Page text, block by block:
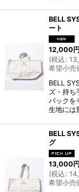
BELL
ート
12,000円
(税込:
希望小売
BELL
ズ・持ち
バックを
生地には
BELL
グ
13,000円
(税込:
希望小売